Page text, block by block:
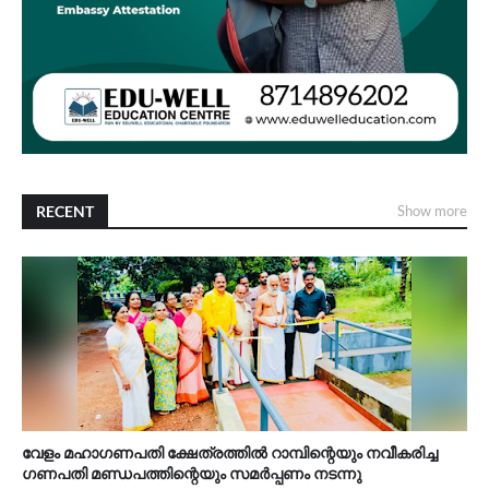
RECENT Show more
വേളം മഹാഗണപതി ക്ഷേത്രത്തിൽ റാമ്പിന്റെയും നവീകരിച്ച
ഗണപതി മണ്ഡപത്തിന്റെയും സമർപ്പണം നടന്നു